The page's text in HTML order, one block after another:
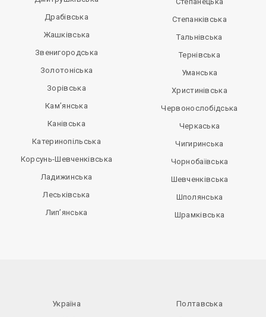
Драбівська
Жашківська
Звенигородська
Золотоніська
Зорівська
Кам’янська
Канівська
Катеринопільська
Корсунь-Шевченківська
Ладижинська
Леськівська
Лип’янська
Степанківська
Тальнівська
Тернівська
Уманська
Христинівська
Червонослобідська
Черкаська
Чигиринська
Чорнобаївська
Шевченківська
Шполянська
Шрамківська
Україна
Полтавська